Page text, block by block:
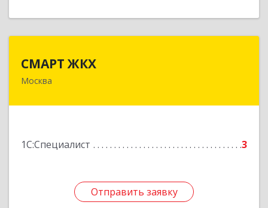
СМАРТ ЖКХ
Москва
1С:Специалист 3
Отправить заявку
127495, Москва г, Долгопрудненское ш, дом №
Отправить заявку